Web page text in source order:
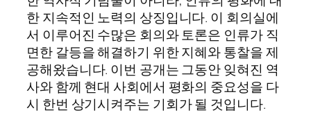
한 지속적인 노력의 상징입니다. 이 회의실에
서 이루어진 수많은 회의와 토론은 인류가 직
면한 갈등을 해결하기 위한 지혜와 통찰을 제
공해왔습니다. 이번 공개는 그동안 잊혀진 역
사와 함께 현대 사회에서 평화의 중요성을 다
시 한번 상기시켜주는 기회가 될 것입니다.